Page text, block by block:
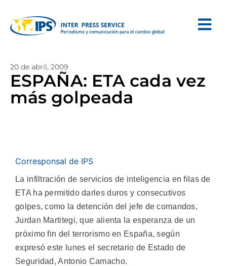
20 de abril, 2009
ESPAÑA: ETA cada vez
más golpeada
Corresponsal de IPS
La infiltración de servicios de inteligencia en filas de
ETA ha permitido darles duros y consecutivos
golpes, como la detención del jefe de comandos,
Jurdan Martitegi, que alienta la esperanza de un
próximo fin del terrorismo en España, según
expresó este lunes el secretario de Estado de
Seguridad, Antonio Camacho.